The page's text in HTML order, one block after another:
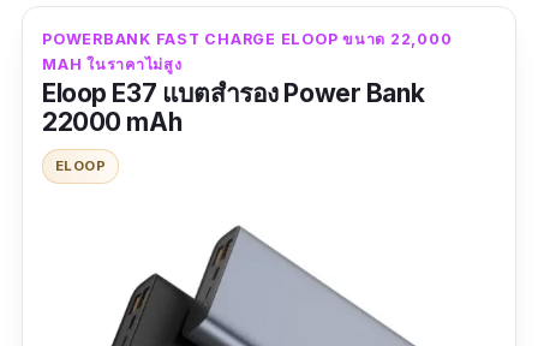
ไฟอื่นได้เช่นกัน
รีวิว : ดีจ้า น้องบอกว่าดีๆ ใช้เวลาในการขนส่ง 2-3
วัน ไม่ช้า แล้วก็ไม่เร็ว ถ่อว่าดีค่ะ ราคาไม่แพง
เอื้อมถึงและประสิทธิภาพของสิ่งของถือว่าดี
POWERBANK FAST CHARGE ELOOP ขนาด 22,000
MAH ในราคาไม่สูง
Eloop E37 แบตสำรอง Power Bank
22000 mAh
ELOOP